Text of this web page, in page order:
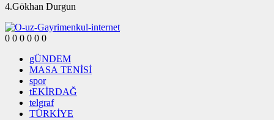
4.Gökhan Durgun
0 0 0 0 0 0
gÜNDEM
MASA TENİSİ
spor
tEKİRDAĞ
telgraf
TÜRKİYE